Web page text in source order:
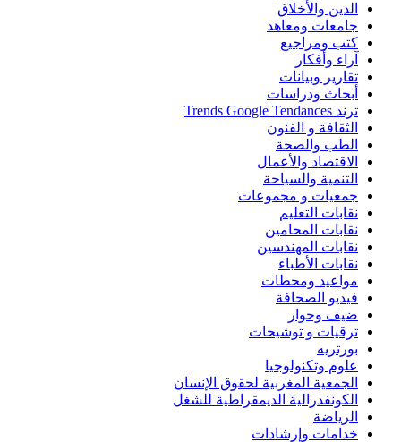
الدين والأخلاق
جامعات ومعاهد
كتب ومراجيع
آراء وأفكار
تقارير وبيانات
أبحاث ودراسات
ترند Trends Google Tendances
الثقافة و الفنون
الطب والصحة
الاقتصاد والأعمال
التنمية والسياحة
جمعيات و مجموعات
نقابات التعليم
نقابات المحامين
نقابات المهندسين
نقابات الأطباء
مواعيد ومحطات
فيديو الصحافة
ضيف وحوار
ترقيات و توشيحات
بورتريه
علوم وتكنولوجيا
الجمعية المغربية لحقوق الإنسان
الكونفدرالية الديمقراطية للشغل
الرياضة
خدامات وإرشادات